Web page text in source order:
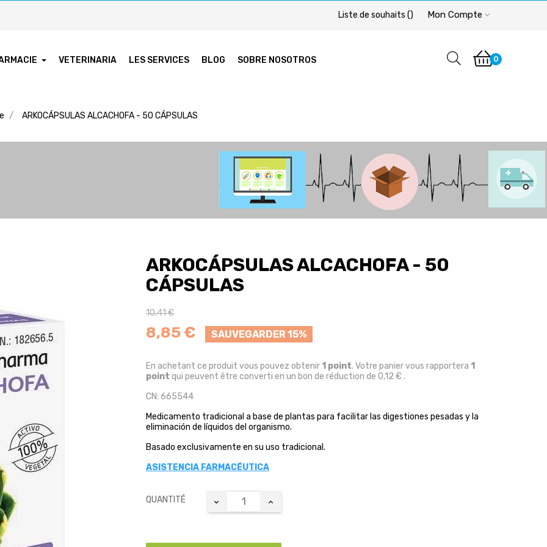
Mon Compte
Liste de souhaits ()
VETERINARIA LES SERVICES BLOG SOBRE NOSOTROS 0
ARKOCÁPSULAS ALCACHOFA - 50 CÁPSULAS
ARKOCÁPSULAS ALCACHOFA - 50
CÁPSULAS
10,41 €
8,85 € SAUVEGARDER 15%
En achetant ce produit vous pouvez obtenir 1 point. Votre panier vous rapportera 1
point qui peuvent être converti en un bon de réduction de 0,12 €.
CN: 665544
Medicamento tradicional a base de plantas para facilitar las digestiones pesadas y la
eliminación de líquidos del organismo.
Basado exclusivamente en su uso tradicional.
ASISTENCIA FARMACÉUTICA
QUANTITÉ